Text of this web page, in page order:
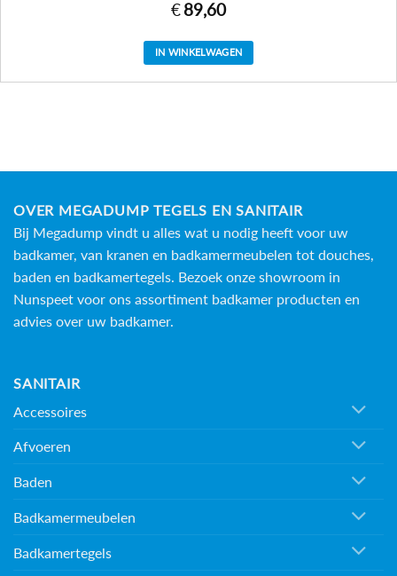
€89,60
IN WINKELWAGEN
OVER MEGADUMP TEGELS EN SANITAIR
Bij Megadump vindt u alles wat u nodig heeft voor uw
badkamer, van kranen en badkamermeubelen tot douches,
baden en badkamertegels. Bezoek onze showroom in
Nunspeet voor ons assortiment badkamer producten en
advies over uw badkamer.
SANITAIR
Accessoires
Afvoeren
Baden
Badkamermeubelen
Badkamertegels